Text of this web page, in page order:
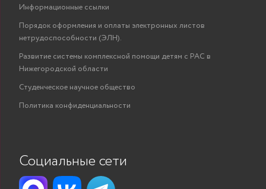
Информационные ссылки
Порядок оформления и оплаты электронных листов
нетрудоспособности (ЭЛН).
Развитие системы комплексной помощи детям с РАС в
Нижегородской области
Студенческое научное общество
Политика конфиденциальности
Социальные сети